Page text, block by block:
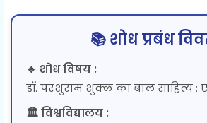
📚 शोध प्रबंध
🔹 शोध विषय :
डॉ. परशुराम शुक्ल का बाल साहित्य
🏛 विश्वविद्यालय :